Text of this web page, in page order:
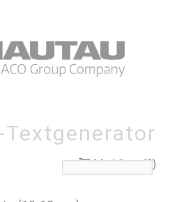
Textgenerator
Merkliste (0)